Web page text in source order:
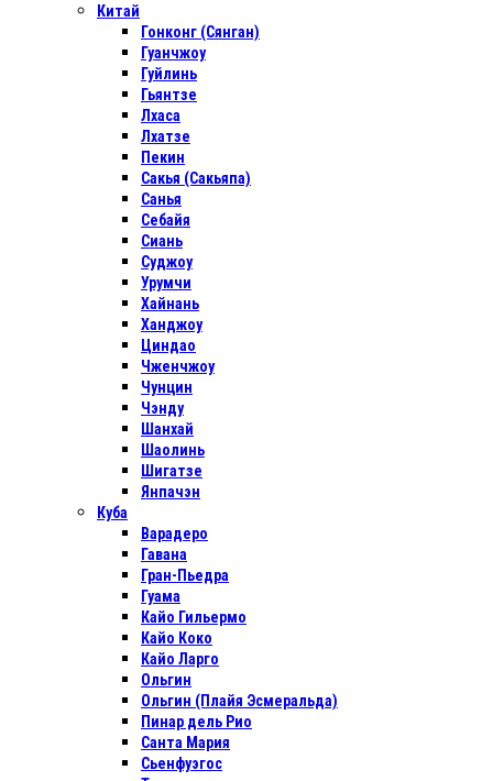
Китай
Гонконг (Сянган)
Гуанчжоу
Гуйлинь
Гьянтзе
Лхаса
Лхатзе
Пекин
Сакья (Сакьяпа)
Санья
Себайя
Сиань
Суджоу
Урумчи
Хайнань
Ханджоу
Циндао
Чженчжоу
Чунцин
Чэнду
Шанхай
Шаолинь
Шигатзе
Янпачэн
Куба
Варадеро
Гавана
Гран-Пьедра
Гуама
Кайо Гильермо
Кайо Коко
Кайо Ларго
Ольгин
Ольгин (Плайя Эсмеральда)
Пинар дель Рио
Санта Мария
Сьенфуэгос